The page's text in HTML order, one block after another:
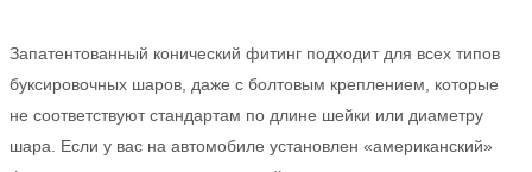
Запатентованный конический фитинг подходит для всех типов
буксировочных шаров, даже с болтовым креплением, которые
не соответствуют стандартам по длине шейки или диаметру
шара. Если у вас на автомобиле установлен «американский»